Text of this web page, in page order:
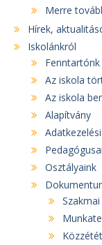
Merre
Hírek,
Iskolánkról
Fenntartónk
Az iskola
Az iskola
Alapítvány
Osztályaink